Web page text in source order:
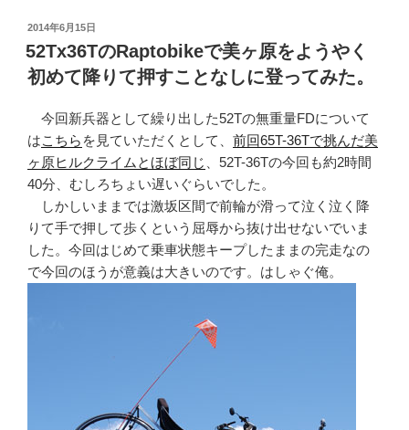
投
稿
日:
2014年6月15日
52Tx36TのRaptobikeで美ヶ原をようやく
初めて降りて押すことなしに登ってみた。
今回新兵器として繰り出した52Tの無重量FDについて
はこちら を見ていただくとして、 前回65T-36Tで挑んだ美
ヶ原ヒルクライムとほぼ同じ
、52T-36Tの今回も約2時間
40分、むしろちょい遅いぐらいでした。
しかしいままでは激坂区間で前輪が滑って泣く泣く降
りて手で押して歩くという屈辱から抜け出せないでいま
した。今回はじめて乗車状態キープしたままの完走なの
で今回のほうが意義は大きいのです。はしゃぐ俺。